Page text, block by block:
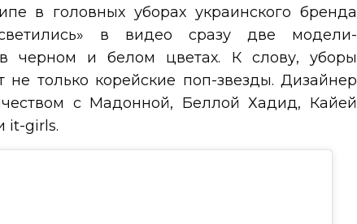
в головных уборах украинского бренда
в видео сразу две модели-
черном и белом цветах. К слову, уборы
не только корейские поп-звезды. Дизайнер
с Мадонной, Беллой Хадид, Кайей
it-girls.